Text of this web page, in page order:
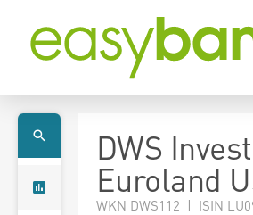
DWS
Euroland
WKN DWS112 | ISIN